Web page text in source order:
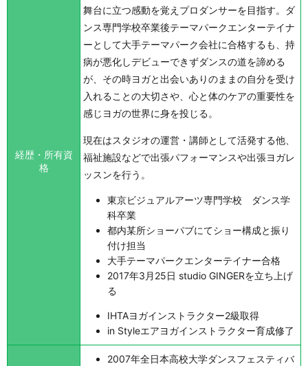
経歴・所有資
格
舞台に立つ感動を覚えプロダンサーを目指す。ダ
ンス専門学校卒業後テーマパークエンターテイナ
ーとして大手テーマパーク会社に合格するも、持
病が悪化しデビューできずダンスの道を諦める
が、その時ヨガと出会いありのままの自分を受け
入れることの大切さや、心と体のケアの重要性を
感じヨガの世界に身を投じる。
現在はスタジオの運営・講師として活発する他、
福祉施設などで出張パフォーマンスや出張ヨガレ
ッスンを行う。
東京ビジュアルアーツ専門学校 ダンス学
科卒業
都内某所ショーパブにてショー構成と振り
付け担当
大手テーマパークエンターテイナー合格
2017年3月25日 studio GINGERを立ち上げ
る
IHTAヨガインストラクター2級取得
in Styleエアヨガインストラクター育成修了
2007年全日本高校大学ダンスフェスティバ